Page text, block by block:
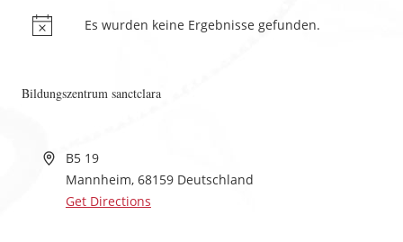
Es wurden keine Ergebnisse gefunden.
Bildungszentrum sanctclara
B5 19
Mannheim, 68159 Deutschland
Get Directions